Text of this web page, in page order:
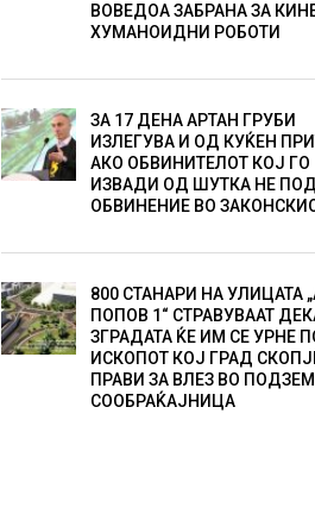
ВОВЕДОА ЗАБРАНА ЗА
ХУМАНОИДНИ РОБОТИ
ЗА 17 ДЕНА АРТАН ГРУБИ
ИЗЛЕГУВА И ОД КУЌЕН
АКО ОБВИНИТЕЛОТ КОЈ ГО
ИЗВАДИ ОД ШУТКА НЕ
ОБВИНЕНИЕ ВО
800 СТАНАРИ НА УЛИЦАТА
ПОПОВ 1“ СТРАВУВААТ
ЗГРАДАТА ЌЕ ИМ СЕ УРНЕ
ИСКОПОТ КОЈ ГРАД
ПРАВИ ЗА ВЛЕЗ ВО
СООБРАЌАЈНИЦА